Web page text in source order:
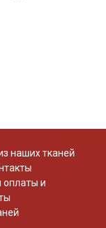
наших тканей
оплаты и